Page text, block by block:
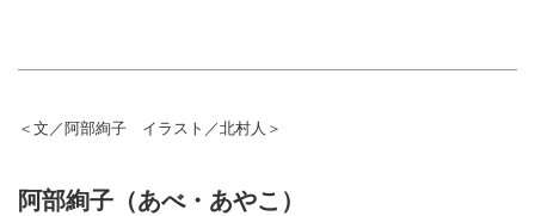
＜文／阿部絢子 イラスト／北村人＞
阿部絢子（あべ・あやこ）